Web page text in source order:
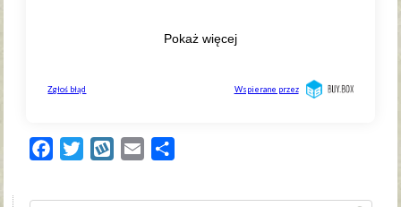
FacebookTwitterWykopEmail